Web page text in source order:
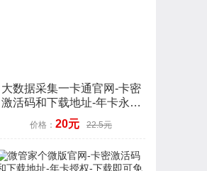
大数据采集一卡通官网-卡密
激活码和下载地址-年卡永久
卡授权
价格： 20元 22.5元